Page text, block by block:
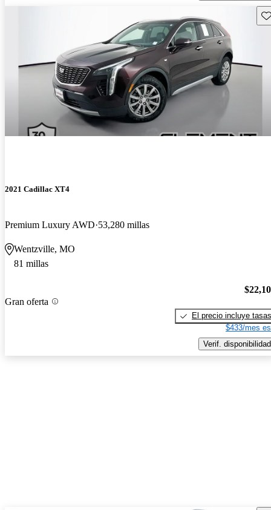
2021 Cadillac XT4
Premium Luxury AWD 53,280 millas
Wentzville, MO
81 millas
Gran oferta
El precio incluye tasas
$433/mes
Verif. disponibilidad